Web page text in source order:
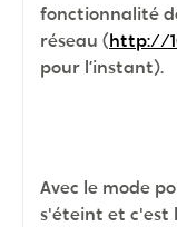
fonctionnalité
réseau (http://
pour l’instant).
Avec le mode
s'éteint et c'est